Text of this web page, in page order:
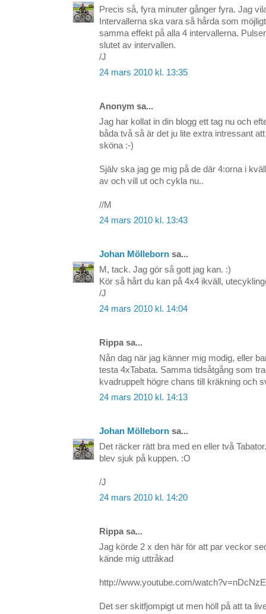
Precis så, fyra minuter gånger fyra. Jag
Intervallerna ska vara så hårda som
samma effekt på alla 4 intervallerna.
slutet av intervallen.
/J
24 mars 2010 kl. 13:35
Anonym sa...
Jag har kollat in din blogg ett tag nu och
båda två så är det ju lite extra intressant
sköna :-)
Själv ska jag ge mig på de där 4:orna i
av och vill ut och cykla nu..
//M
24 mars 2010 kl. 13:43
Johan Mölleborn sa...
M, tack. Jag gör så gott jag kan. :)
Kör så hårt du kan på 4x4 ikväll,
/J
24 mars 2010 kl. 14:04
Rippa sa...
Nån dag när jag känner mig modig, eller
testa 4xTabata. Samma tidsåtgång som
kvadruppelt högre chans till kräkning och
24 mars 2010 kl. 14:13
Johan Mölleborn sa...
Det räcker rätt bra med en eller två
blev sjuk på kuppen. :O
/J
24 mars 2010 kl. 14:20
Rippa sa...
Jag körde 2 x den här för att par veckor
kände mig uttråkad
http://www.youtube.com/
Det ser skitfjompigt ut men höll på att ta